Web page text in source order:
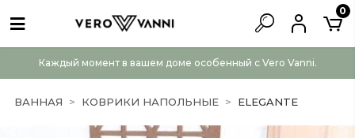
Каждый момент в вашем доме особенный с Vero Vanni.
0
ВАННАЯ КОВРИКИ НАПОЛЬНЫЕ ELEGANTE